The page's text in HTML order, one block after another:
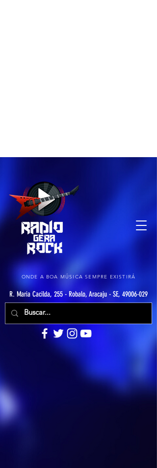
ONDE A BOA MÚSICA SEMPRE EXISTIRÁ
R. Maria Cacilda, 255 - Robalo, Aracaju - SE, 49006-029